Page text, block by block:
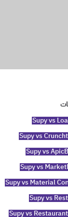
Supy vs
Supy vs
Supy vs
Supy vs
Supy vs Material
Supy vs
Supy vs